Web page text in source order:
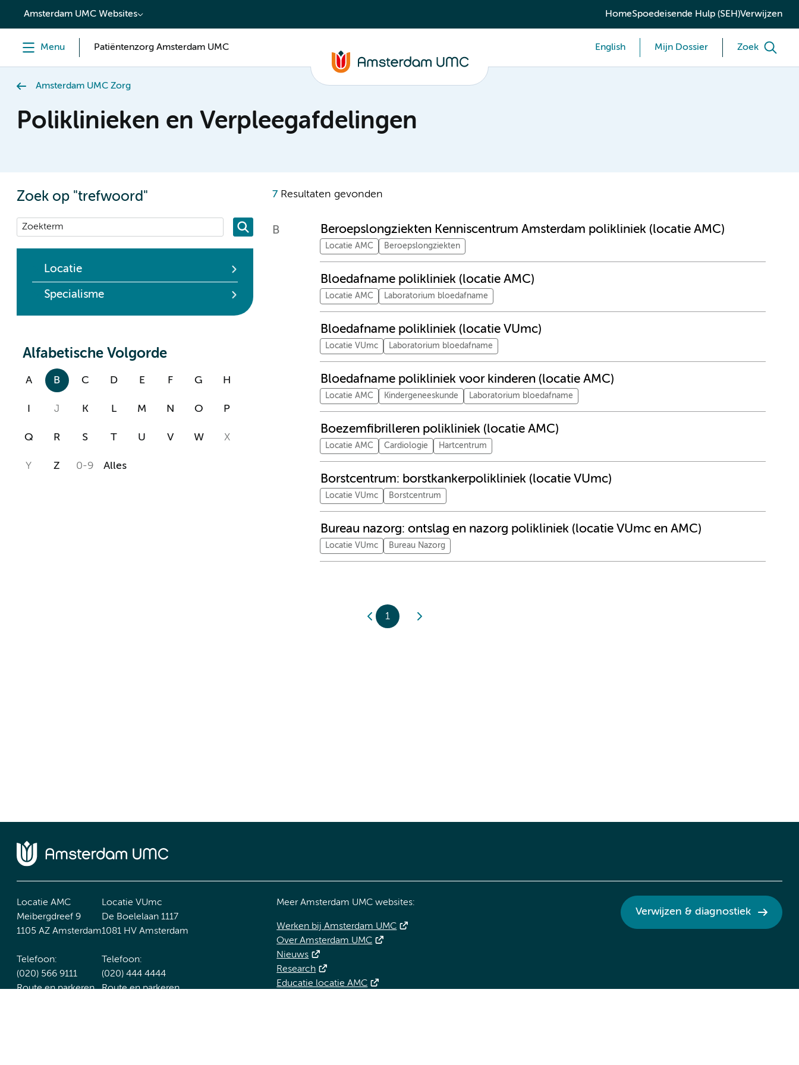
content
Amsterdam UMC Websites HomeSpoedeisende Hulp (SEH)Verwijzen
Menu Patiëntenzorg Amsterdam UMC English Mijn Dossier Zoek
Amsterdam UMC Zorg
Poliklinieken en Verpleegafdelingen
Zoek op "trefwoord"
Locatie
Specialisme
Alfabetische Volgorde
A B C D E F G H
J K L M N O P
Q R S T U V W X
Y Z 0-9 Alles
7 Resultaten gevonden
B Beroepslongziekten Kenniscentrum Amsterdam polikliniek (locatie AMC)
Locatie AMC Beroepslongziekten
Bloedafname polikliniek (locatie AMC)
Locatie AMC Laboratorium bloedafname
Bloedafname polikliniek (locatie VUmc)
Locatie VUmc Laboratorium bloedafname
Bloedafname polikliniek voor kinderen (locatie AMC)
Locatie AMC Kindergeneeskunde Laboratorium bloedafname
Boezemfibrilleren polikliniek (locatie AMC)
Locatie AMC Cardiologie Hartcentrum
Borstcentrum: borstkankerpolikliniek (locatie VUmc)
Locatie VUmc Borstcentrum
Bureau nazorg: ontslag en nazorg polikliniek (locatie VUmc en AMC)
Locatie VUmc Bureau Nazorg
1
Locatie AMC
Meibergdreef 9
1105 AZ Amsterdam
Telefoon:
(020) 566 9111
Route en parkeren
Locatie VUmc
De Boelelaan 1117
1081 HV Amsterdam
Telefoon:
(020) 444 4444
Route en parkeren
Meer Amsterdam UMC websites:
Werken bij Amsterdam UMC
Over Amsterdam UMC
Nieuws
Research
Educatie locatie AMC
Verwijzen & diagnostiek